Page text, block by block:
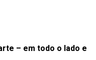
– em todo o lado e